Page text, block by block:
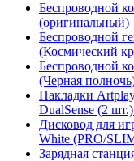
Беспроводной
(оригинальный)
Беспроводной
(Космический
Беспроводной
(Черная
Накладки
DualSense (2
Дисковод для
White (PRO/
Зарядная